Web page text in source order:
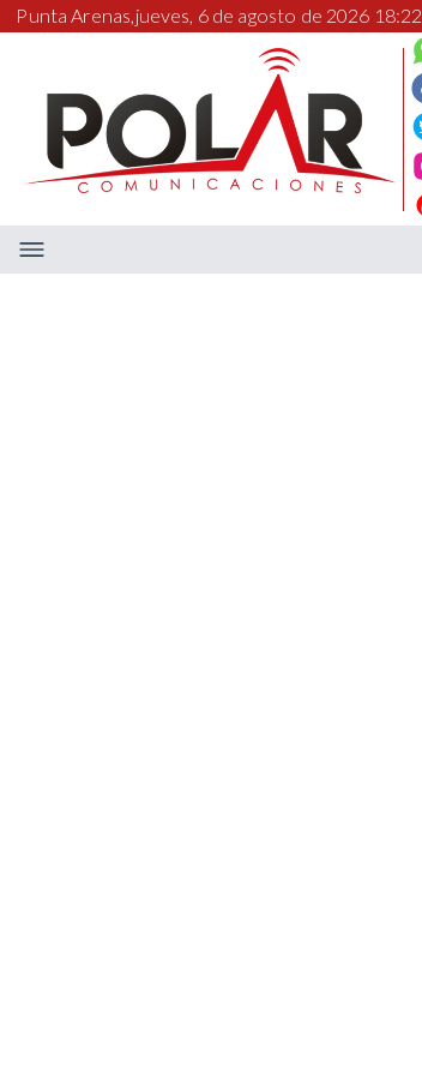
Punta Arenas,jueves, 6 de agosto de 2026 18:22